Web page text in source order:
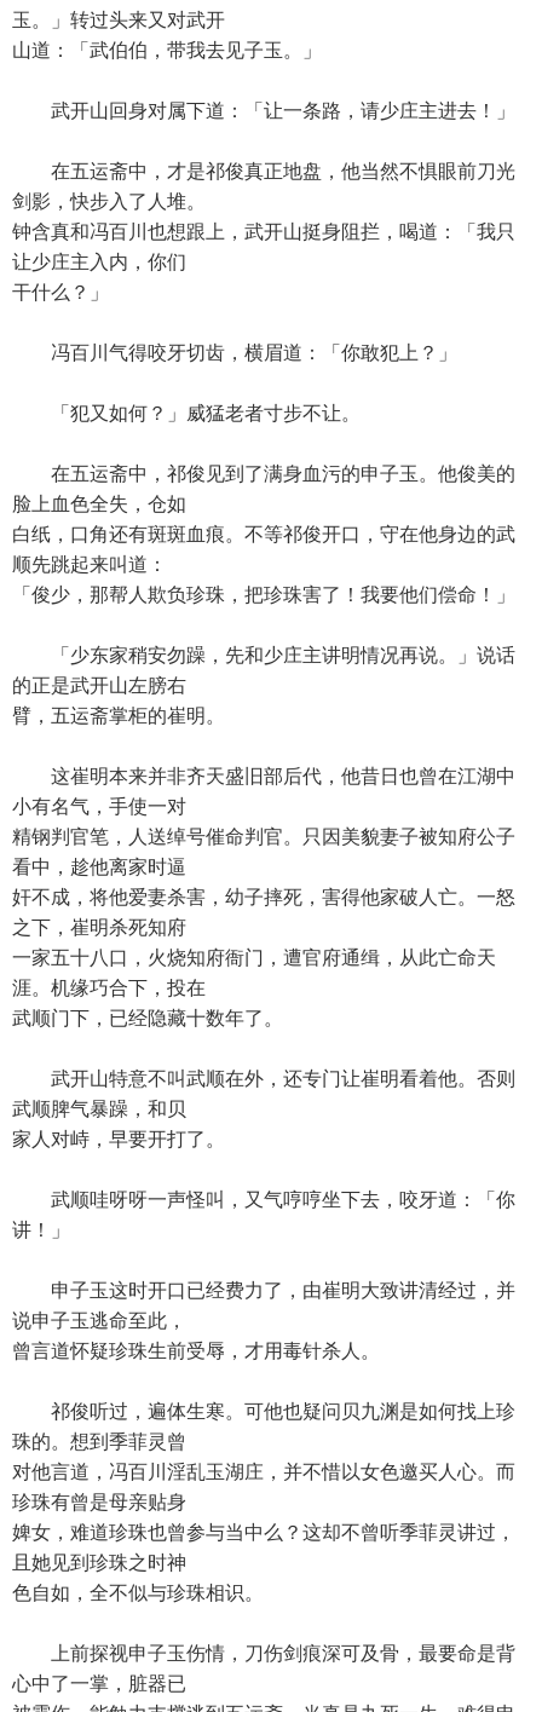
玉。」转过头来又对武开
山道：「武伯伯，带我去见子玉。」
武开山回身对属下道：「让一条路，请少庄主进去！」
在五运斋中，才是祁俊真正地盘，他当然不惧眼前刀光
剑影，快步入了人堆。
钟含真和冯百川也想跟上，武开山挺身阻拦，喝道：「我只
让少庄主入内，你们
干什么？」
冯百川气得咬牙切齿，横眉道：「你敢犯上？」
「犯又如何？」威猛老者寸步不让。
在五运斋中，祁俊见到了满身血污的申子玉。他俊美的
脸上血色全失，仓如
白纸，口角还有斑斑血痕。不等祁俊开口，守在他身边的武
顺先跳起来叫道：
「俊少，那帮人欺负珍珠，把珍珠害了！我要他们偿命！」
「少东家稍安勿躁，先和少庄主讲明情况再说。」说话
的正是武开山左膀右
臂，五运斋掌柜的崔明。
这崔明本来并非齐天盛旧部后代，他昔日也曾在江湖中
小有名气，手使一对
精钢判官笔，人送绰号催命判官。只因美貌妻子被知府公子
看中，趁他离家时逼
奸不成，将他爱妻杀害，幼子摔死，害得他家破人亡。一怒
之下，崔明杀死知府
一家五十八口，火烧知府衙门，遭官府通缉，从此亡命天
涯。机缘巧合下，投在
武顺门下，已经隐藏十数年了。
武开山特意不叫武顺在外，还专门让崔明看着他。否则
武顺脾气暴躁，和贝
家人对峙，早要开打了。
武顺哇呀呀一声怪叫，又气哼哼坐下去，咬牙道：「你
讲！」
申子玉这时开口已经费力了，由崔明大致讲清经过，并
说申子玉逃命至此，
曾言道怀疑珍珠生前受辱，才用毒针杀人。
祁俊听过，遍体生寒。可他也疑问贝九渊是如何找上珍
珠的。想到季菲灵曾
对他言道，冯百川淫乱玉湖庄，并不惜以女色邀买人心。而
珍珠有曾是母亲贴身
婢女，难道珍珠也曾参与当中么？这却不曾听季菲灵讲过，
且她见到珍珠之时神
色自如，全不似与珍珠相识。
上前探视申子玉伤情，刀伤剑痕深可及骨，最要命是背
心中了一掌，脏器已